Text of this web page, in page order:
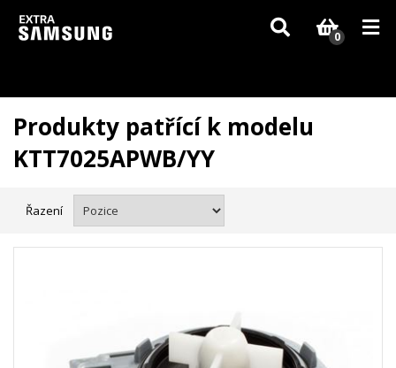
Vzhledem k aktuální situaci se může dodání dílů, které nejsou skladem,
zpozdit. Děkujeme za pochopení.
0
Produkty patřící k modelu
KTT7025APWB/YY
Řazení